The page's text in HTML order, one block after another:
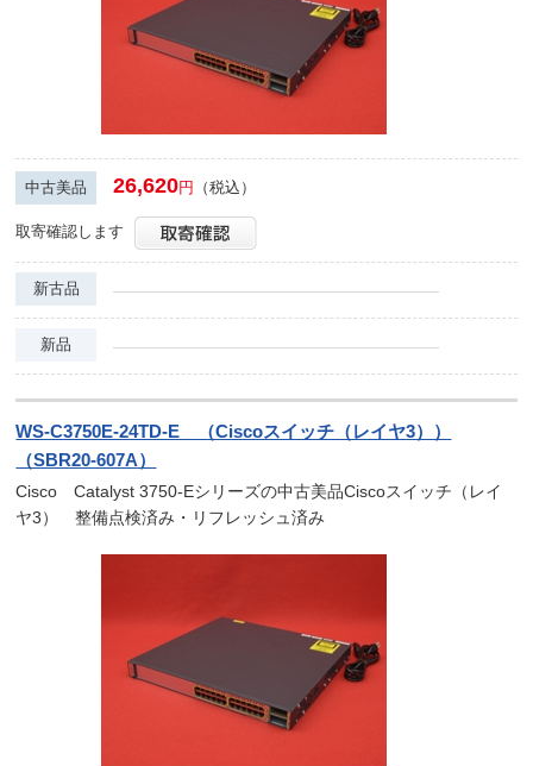
中古美品 26,620円 （税込）
取寄確認します
新古品
新品
WS-C3750E-24TD-E （Ciscoスイッチ（レイヤ3））
（SBR20-607A）
Cisco Catalyst 3750-Eシリーズの中古美品Ciscoスイッチ（レイ
ヤ3） 整備点検済み・リフレッシュ済み